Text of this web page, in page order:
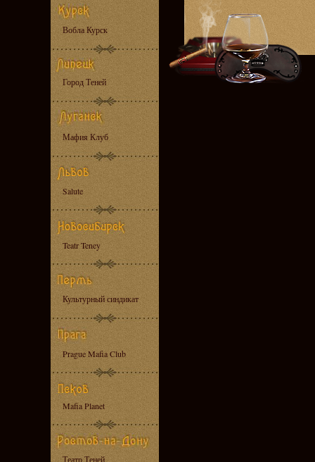
Вобла Курск
Город Теней
Мафия Клуб
Salute
Teatr Teney
Культурный синдикат
Prague Mafia Club
Mafia Planet
Театр Теней